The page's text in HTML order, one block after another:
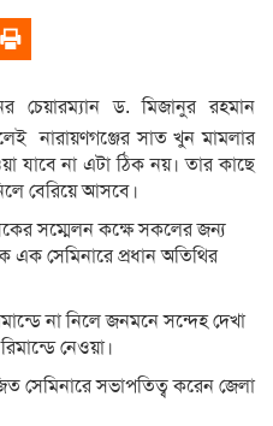
চেয়ারম্যান ড. মিজানুর রহমান
নারায়ণগঞ্জের সাত খুন মামলার
যাবে না এটা ঠিক নয়। তার কাছে
বেরিয়ে আসবে।
সম্মেলন কক্ষে সকলের জন্য
এক সেমিনারে প্রধান অতিথির
না নিলে জনমনে সন্দেহ দেখা
নেওয়া।
সেমিনারে সভাপতিত্ব করেন জেলা